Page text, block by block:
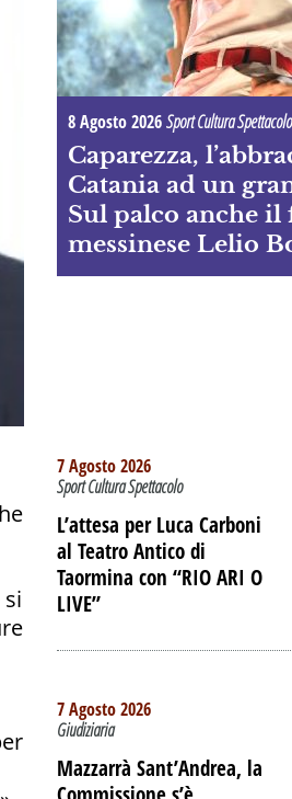
8 Agosto 2026Sport Cultura Spettacolo
Caparezza,
Catania ad un
Sul palco anche
messinese Lelio
7 Agosto 2026
Sport Cultura Spettacolo
L’attesa per Luca Carboni
al Teatro Antico di
Taormina con “RIO ARI O
LIVE”
7 Agosto 2026
Giudiziaria
Mazzarrà Sant’Andrea, la